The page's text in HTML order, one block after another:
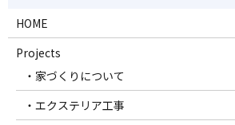
HOME
Projects
・家づくりについて
・エクステリア工事